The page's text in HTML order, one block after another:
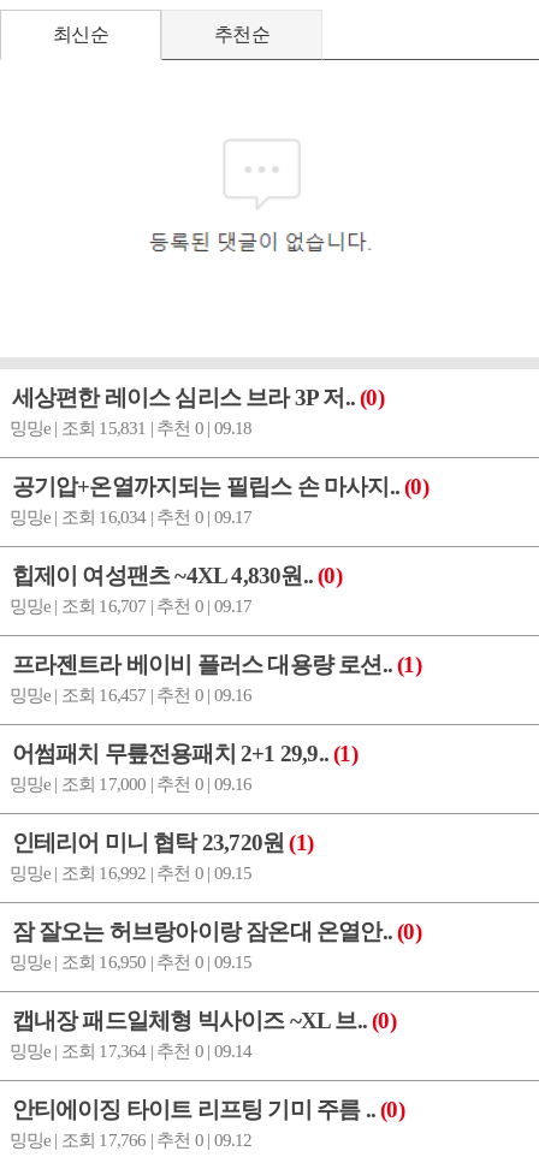
최신순 추천순
세상편한 레이스 심리스 브라 3P 저..(0)
밍밍e | 조회 15,831 | 추천 0 | 09.18
공기압+온열까지되는 필립스 손 마사지..(0)
밍밍e | 조회 16,034 | 추천 0 | 09.17
힙제이 여성팬츠 ~4XL 4,830원..(0)
밍밍e | 조회 16,707 | 추천 0 | 09.17
프라젠트라 베이비 플러스 대용량 로션..(1)
밍밍e | 조회 16,457 | 추천 0 | 09.16
어썸패치 무릎전용패치 2+1 29,9..(1)
밍밍e | 조회 17,000 | 추천 0 | 09.16
인테리어 미니 협탁 23,720원(1)
밍밍e | 조회 16,992 | 추천 0 | 09.15
잠 잘오는 허브랑아이랑 잠온대 온열안..(0)
밍밍e | 조회 16,950 | 추천 0 | 09.15
캡내장 패드일체형 빅사이즈 ~XL 브..(0)
밍밍e | 조회 17,364 | 추천 0 | 09.14
안티에이징 타이트 리프팅 기미 주름 ..(0)
밍밍e | 조회 17,766 | 추천 0 | 09.12